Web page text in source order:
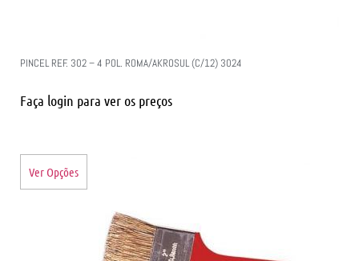
PINCEL REF. 302 – 4 POL. ROMA/AKROSUL (C/12) 3024
Faça login para ver os preços
Ver Opções